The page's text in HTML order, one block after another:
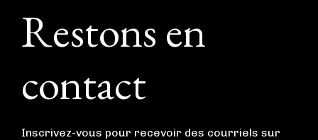
Footer
Restons en
contact
Inscrivez-vous pour recevoir des courriels sur